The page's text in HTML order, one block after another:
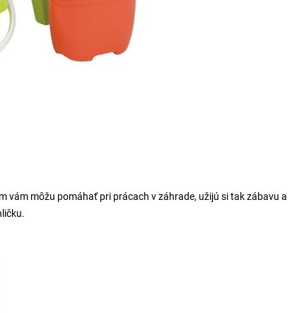
vám môžu pomáhať pri prácach v záhrade, užijú si tak zábavu a